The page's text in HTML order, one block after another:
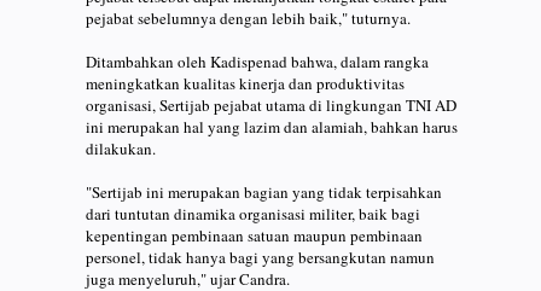
pejabat sebelumnya dengan lebih baik," tuturnya.
Ditambahkan oleh Kadispenad bahwa, dalam rangka
meningkatkan kualitas kinerja dan produktivitas
organisasi, Sertijab pejabat utama di lingkungan TNI AD
ini merupakan hal yang lazim dan alamiah, bahkan harus
dilakukan.
"Sertijab ini merupakan bagian yang tidak terpisahkan
dari tuntutan dinamika organisasi militer, baik bagi
kepentingan pembinaan satuan maupun pembinaan
personel, tidak hanya bagi yang bersangkutan namun
juga menyeluruh," ujar Candra.